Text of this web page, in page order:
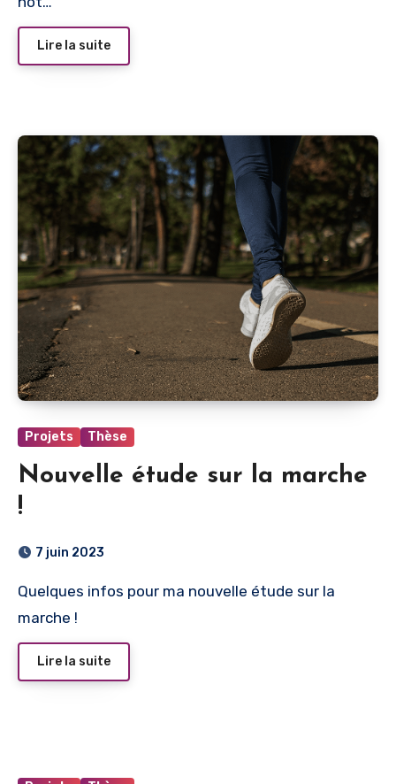
Lire la suite
Projets Thèse
Nouvelle étude sur la marche
!
7 juin 2023
Quelques infos pour ma nouvelle étude sur la
marche !
Lire la suite